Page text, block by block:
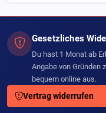
Gesetzliches
Du hast 1 Monat ab
Angabe von Gründen
bequem online aus.
Vertrag widerrufen